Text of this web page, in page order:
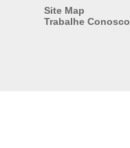
Site Map
Trabalhe Conosco